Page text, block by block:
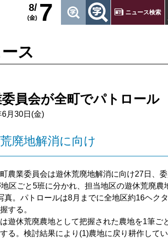
ニュース検索
7
8/
(金)
ス
委員会が全町でパトロール
6月30日(金)
廃地解消に向け
農業委員会は遊休荒廃地解消に向け27日、
区ごと5班に分かれ、担当地区の遊休荒廃農
真。パトロールは8月までに全地区約16ヘク
する。
遊休荒廃農地として把握された農地を1筆ご
る。検討結果により(1)農地に戻り耕作して